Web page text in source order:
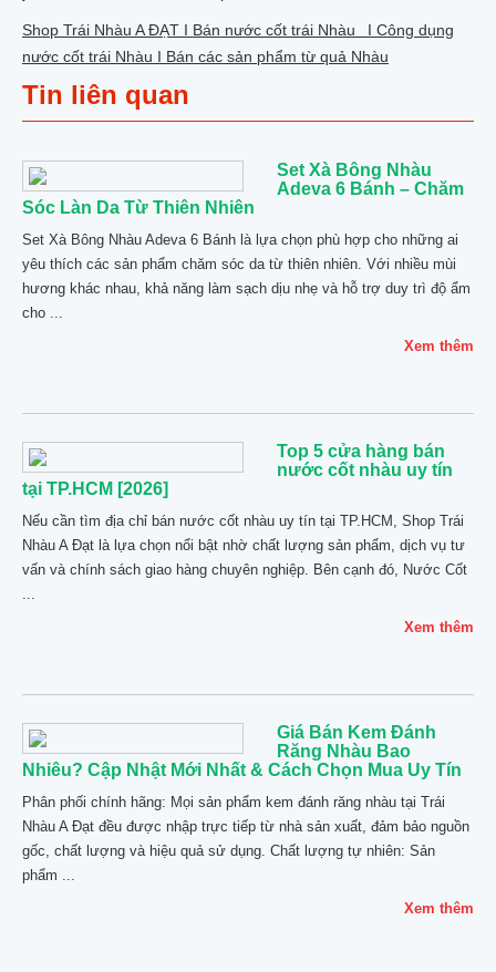
Shop Trái Nhàu A ĐẠT I Bán nước cốt trái Nhàu I Công dụng
nước cốt trái Nhàu I Bán các sản phẩm từ quả Nhàu
Tin liên quan
Set Xà Bông Nhàu
Adeva 6 Bánh – Chăm
Sóc Làn Da Từ Thiên Nhiên
Set Xà Bông Nhàu Adeva 6 Bánh là lựa chọn phù hợp cho những ai
yêu thích các sản phẩm chăm sóc da từ thiên nhiên. Với nhiều mùi
hương khác nhau, khả năng làm sạch dịu nhẹ và hỗ trợ duy trì độ ẩm
cho ...
Xem thêm
Top 5 cửa hàng bán
nước cốt nhàu uy tín
tại TP.HCM [2026]
Nếu cần tìm địa chỉ bán nước cốt nhàu uy tín tại TP.HCM, Shop Trái
Nhàu A Đạt là lựa chọn nổi bật nhờ chất lượng sản phẩm, dịch vụ tư
vấn và chính sách giao hàng chuyên nghiệp. Bên cạnh đó, Nước Cốt
...
Xem thêm
Giá Bán Kem Đánh
Răng Nhàu Bao
Nhiêu? Cập Nhật Mới Nhất & Cách Chọn Mua Uy Tín
Phân phối chính hãng: Mọi sản phẩm kem đánh răng nhàu tại Trái
Nhàu A Đạt đều được nhập trực tiếp từ nhà sản xuất, đảm bảo nguồn
gốc, chất lượng và hiệu quả sử dụng. Chất lượng tự nhiên: Sản
phẩm ...
Xem thêm